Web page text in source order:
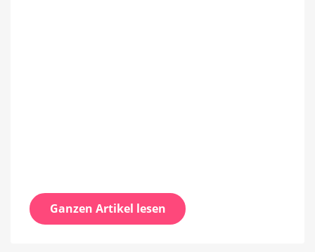
Ganzen Artikel lesen